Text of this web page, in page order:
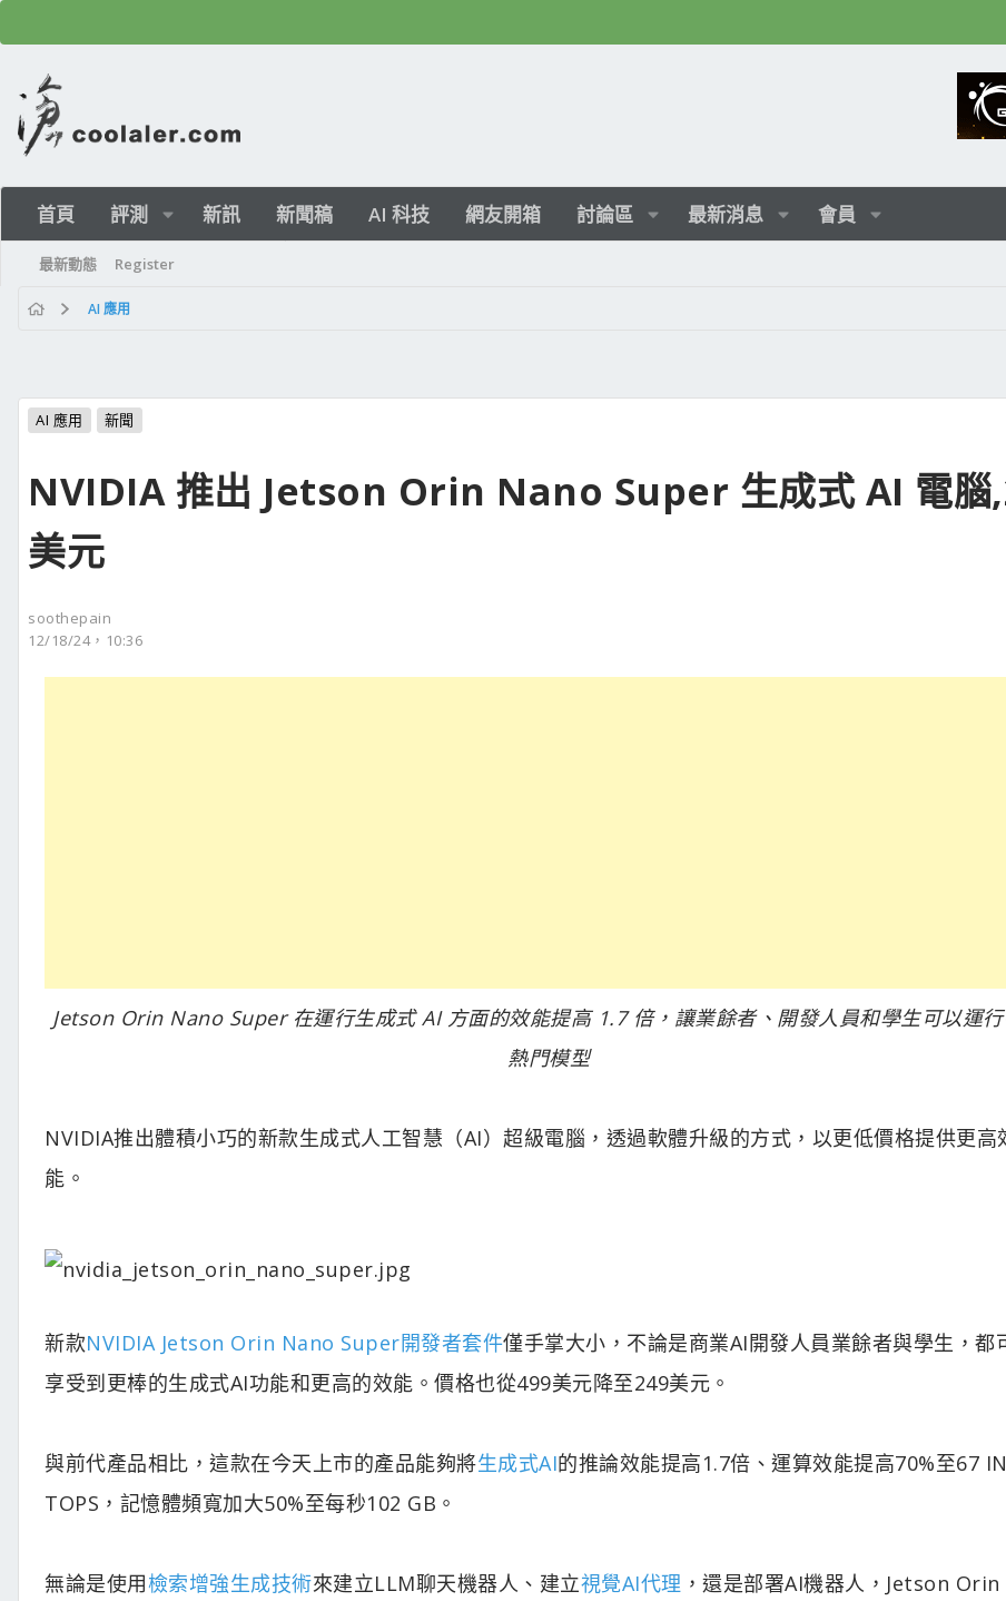
首頁 評測 新訊 新聞稿 AI 科技 網友開箱 討論區 最新消息 會員
最新動態 Register
AI 應用
AI 應用 新聞
NVIDIA 推出 Jetson Orin Nano Super 生成式 AI 電腦
美元
soothepain
12/18/24，10:36
Jetson Orin Nano Super 在運行生成式 AI 方面的效能提高 1.7 倍，讓業餘者、開發人員和學生可以運
熱門模型
NVIDIA推出體積小巧的新款生成式人工智慧（AI）超級電腦，透過軟體升級的方式，以更低價格提供更高
能。
新款NVIDIA Jetson Orin Nano Super開發者套件僅手掌大小，不論是商業AI開發人員業餘者與學生，都
享受到更棒的生成式AI功能和更高的效能。價格也從499美元降至249美元。
與前代產品相比，這款在今天上市的產品能夠將生成式AI的推論效能提高1.7倍、運算效能提高70%至67
TOPS，記憶體頻寬加大50%至每秒102 GB。
無論是使用檢索增強生成技術來建立LLM聊天機器人、建立視覺AI代理 ，還是部署AI機器人，Jetson Orin